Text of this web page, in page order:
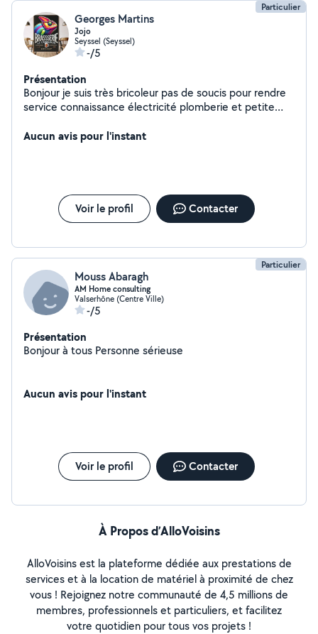
Particulier
Georges Martins
Jojo
Seyssel (Seyssel)
-/5
Présentation
Bonjour je suis très bricoleur pas de soucis pour rendre
service connaissance électricité plomberie et petite
Aucun avis pour l'instant
Voir le profil Contacter
Particulier
Mouss Abaragh
AM Home consulting
Valserhône (Centre Ville)
-/5
Présentation
Bonjour à tous Personne sérieuse
Aucun avis pour l'instant
Voir le profil Contacter
À Propos d’AlloVoisins
AlloVoisins est la plateforme dédiée aux prestations de
services et à la location de matériel à proximité de chez
vous ! Rejoignez notre communauté de 4,5 millions de
membres, professionnels et particuliers, et facilitez
votre quotidien pour tous vos projets !